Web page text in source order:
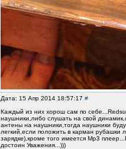
Дата: 15 Апр 2014 18:57:17 #
Каждый из них хорош сам по
наушники,либо слушать на свой
антены на наушники,тогда наушники
легкий,если положить в карман рубашки
зарядке),кроме того имеется Мр3
достоин Уважения...)))